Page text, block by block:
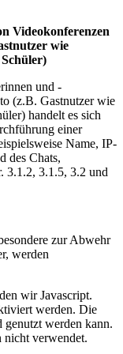
Videokonferenzen
wie
und -
(z.B. Gastnutzer wie
handelt es sich
einer
Name, IP-
des Chats,
3.1.2, 3.1.5, 3.2 und
zur Abwehr
werden
wir Javascript.
werden. Die
werden kann.
verwendet.